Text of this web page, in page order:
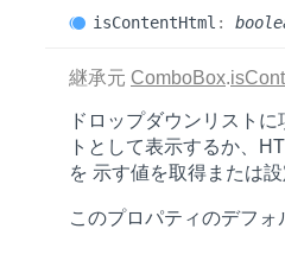
isContentHtml :
継承元 ComboBox.
ドロップダウンリスト
トとして表示するか、
を 示す値を取得または設
このプロパティのデフォ